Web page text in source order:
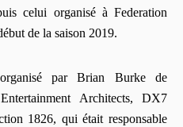
celui organisé à Federation
de la saison 2019.
par Brian Burke de
Architects, DX7
1826, qui était responsable